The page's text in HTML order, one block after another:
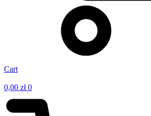
Cart
0,00 zł 0